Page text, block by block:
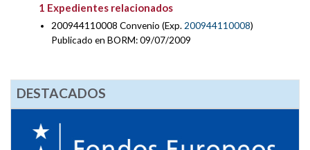
1 Expedientes relacionados
200944110008 Convenio (Exp. 200944110008)
Publicado en BORM: 09/07/2009
DESTACADOS